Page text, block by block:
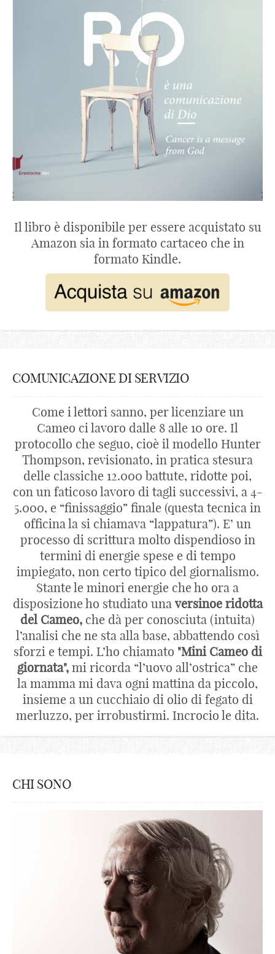
Il libro è disponibile per essere acquistato su
Amazon sia in formato cartaceo che in
formato Kindle.
COMUNICAZIONE DI SERVIZIO
Come i lettori sanno, per licenziare un
Cameo ci lavoro dalle 8 alle 10 ore. Il
protocollo che seguo, cioè il modello Hunter
Thompson, revisionato, in pratica stesura
delle classiche 12.000 battute, ridotte poi,
con un faticoso lavoro di tagli successivi, a 4-
5.000, e “finissaggio” finale (questa tecnica in
officina la si chiamava “lappatura”). E’ un
processo di scrittura molto dispendioso in
termini di energie spese e di tempo
impiegato, non certo tipico del giornalismo.
Stante le minori energie che ho ora a
disposizione ho studiato una versinoe ridotta
del Cameo, che dà per conosciuta (intuita)
l’analisi che ne sta alla base, abbattendo così
sforzi e tempi. L’ho chiamato "Mini Cameo di
giornata", mi ricorda “l’uovo all’ostrica” che
la mamma mi dava ogni mattina da piccolo,
insieme a un cucchiaio di olio di fegato di
merluzzo, per irrobustirmi. Incrocio le dita.
CHI SONO